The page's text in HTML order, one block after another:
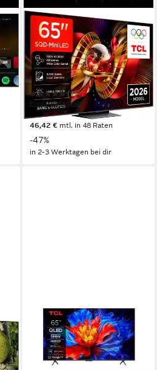
TCL
65C8LX1 Mini-LED-
Fernseher
164 cm/65 Zoll Diagonale
SQD Mini LED Bildschirmtechnologie
4K Ultra HD Auflösung
(1)
Produktdatenblatt
1.599,00 € UVP2.999,00 €
46,42 € mtl. in 48 Raten
-47%
in 2-3 Werktagen bei dir